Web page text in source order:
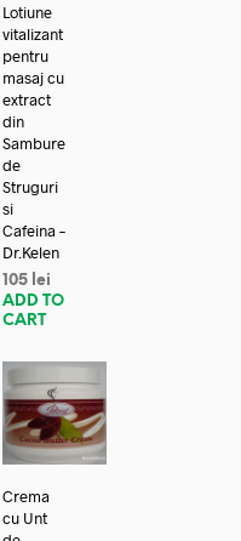
Lotiune
vitalizant
pentru
masaj cu
extract
din
Sambure
de
Struguri
si
Cafeina –
Dr.Kelen
105 lei
ADD TO
CART
Crema
cu Unt